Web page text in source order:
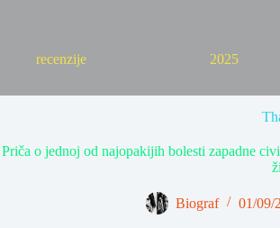
recenzije 2025
Priča o jednoj od najopakijih bolesti zapadne
Biograf 01/09/